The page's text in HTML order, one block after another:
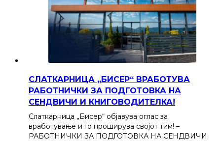
СЛАТКАРНИЦА „БИСЕР“ ВРАБОТУВА
РАБОТНИЧКИ ЗА ПОДГОТОВКА НА
СЕНДВИЧИ И КНИГОВОДИТЕЛКА!
Слаткарница „Бисер“ објавува оглас за
вработување и го проширува својот тим! –
РАБОТНИЧКИ ЗА ПОДГОТОВКА НА СЕНДВИЧИ